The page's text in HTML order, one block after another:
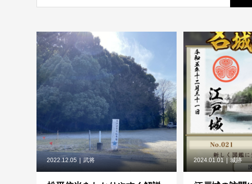
2022.12.05 武将 2024.01.01 城跡